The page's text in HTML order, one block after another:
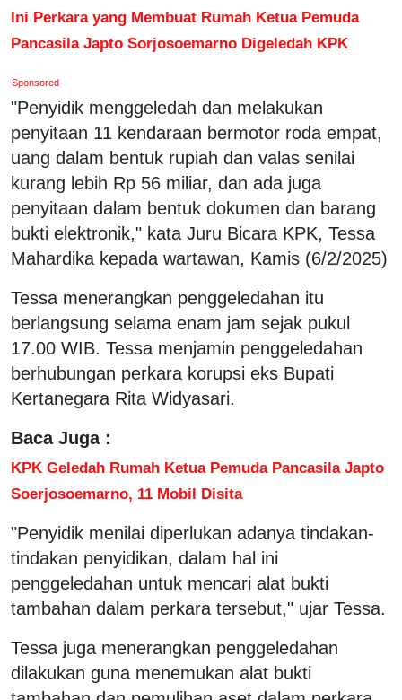
Ini Perkara yang Membuat Rumah Ketua Pemuda
Pancasila Japto Sorjosoemarno Digeledah KPK
Sponsored
"Penyidik menggeledah dan melakukan
penyitaan 11 kendaraan bermotor roda empat,
uang dalam bentuk rupiah dan valas senilai
kurang lebih Rp 56 miliar, dan ada juga
penyitaan dalam bentuk dokumen dan barang
bukti elektronik," kata Juru Bicara KPK, Tessa
Mahardika kepada wartawan, Kamis (6/2/2025)
Tessa menerangkan penggeledahan itu
berlangsung selama enam jam sejak pukul
17.00 WIB. Tessa menjamin penggeledahan
berhubungan perkara korupsi eks Bupati
Kertanegara Rita Widyasari.
Baca Juga :
KPK Geledah Rumah Ketua Pemuda Pancasila Japto
Soerjosoemarno, 11 Mobil Disita
"Penyidik menilai diperlukan adanya tindakan-
tindakan penyidikan, dalam hal ini
penggeledahan untuk mencari alat bukti
tambahan dalam perkara tersebut," ujar Tessa.
Tessa juga menerangkan penggeledahan
dilakukan guna menemukan alat bukti